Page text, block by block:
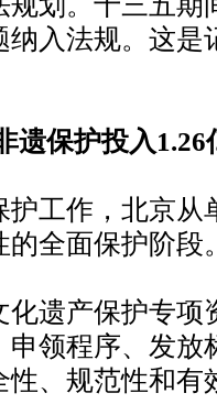
入法规。这是
遗保护投入1.26
工作，北京从
的全面保护阶段
遗产保护专项
领程序、发放
、规范性和有